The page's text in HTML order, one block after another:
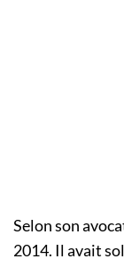
Selon son
2014. Il avait